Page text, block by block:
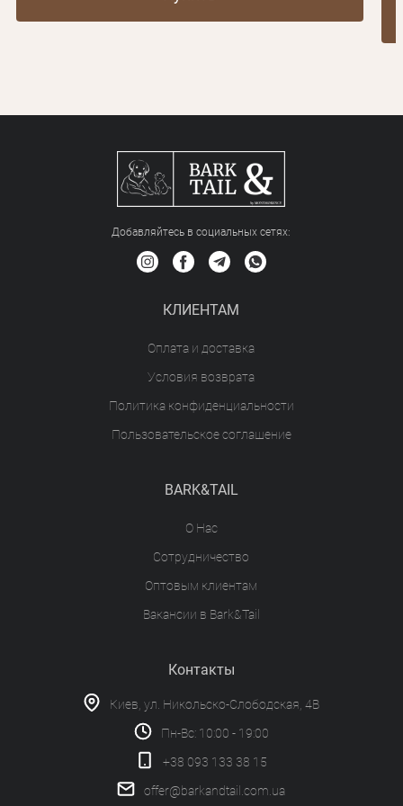
Добавляйтесь в социальных сетяx:
КЛИЕНТАМ
Оплата и доставка
Условия возврата
Политика конфиденциальности
Пользовательское соглашение
BARK&TAIL
О Нас
Сотрудничество
Оптовым клиентам
Вакансии в Bark&Tail
Контакты
Киев, ул. Никольско-Слободская, 4В
Пн-Вс: 10:00 - 19:00
+38 093 133 38 15
offer@barkandtail.com.ua